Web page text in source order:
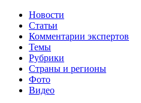
Новости
Статьи
Комментарии экспертов
Темы
Рубрики
Страны и регионы
Фото
Видео